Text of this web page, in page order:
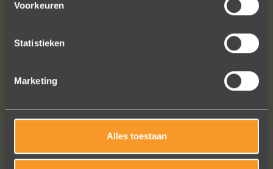
Voorkeuren
Statistieken
Marketing
Alles toestaan
Bekijk al onze reviews